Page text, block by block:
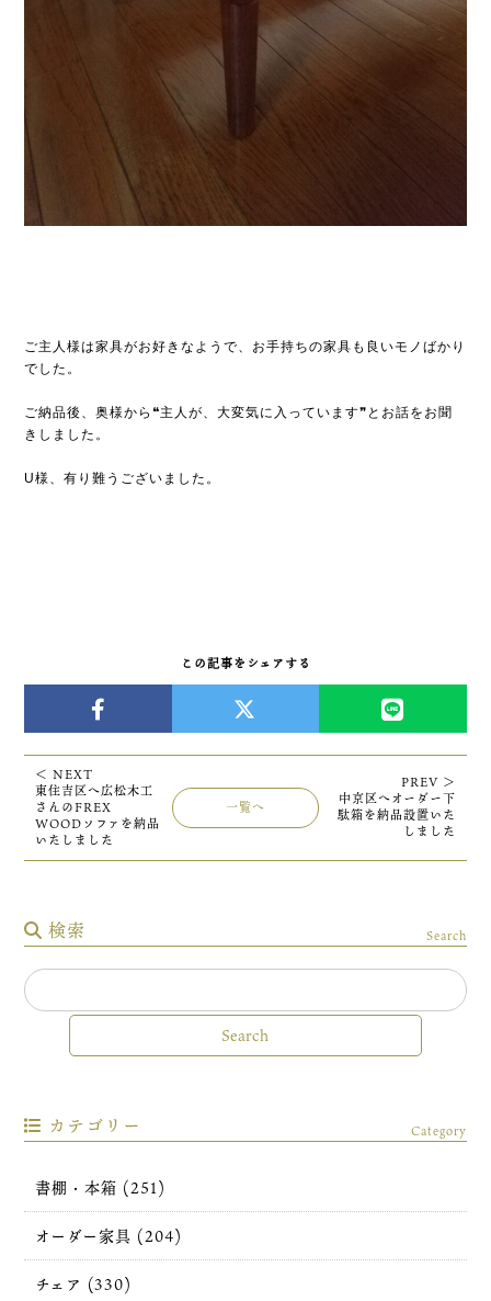
ご主人様は家具がお好きなようで、お手持ちの家具も良いモノばかり
でした。
ご納品後、奥様から❝主人が、大変気に入っています❞とお話をお聞
きしました。
U様、有り難うございました。
この記事をシェアする
＜ NEXT
東住吉区へ広松木工
さんのFREX
WOODソファを納品
いたしました
一覧へ
PREV ＞
中京区へオーダー下
駄箱を納品設置いた
しました
検索 Search
カテゴリー Category
書棚・本箱 (251)
オーダー家具 (204)
チェア (330)